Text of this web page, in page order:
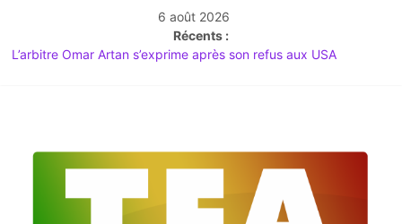
6 août 2026
Récents :
L’arbitre Omar Artan s’exprime après son refus aux USA
TIME FOR AFRICA Magazine | Le Média du Leadership Africain
LE GRAND JOUR : L’Afrique du Sud lance le Mondial 2026 au